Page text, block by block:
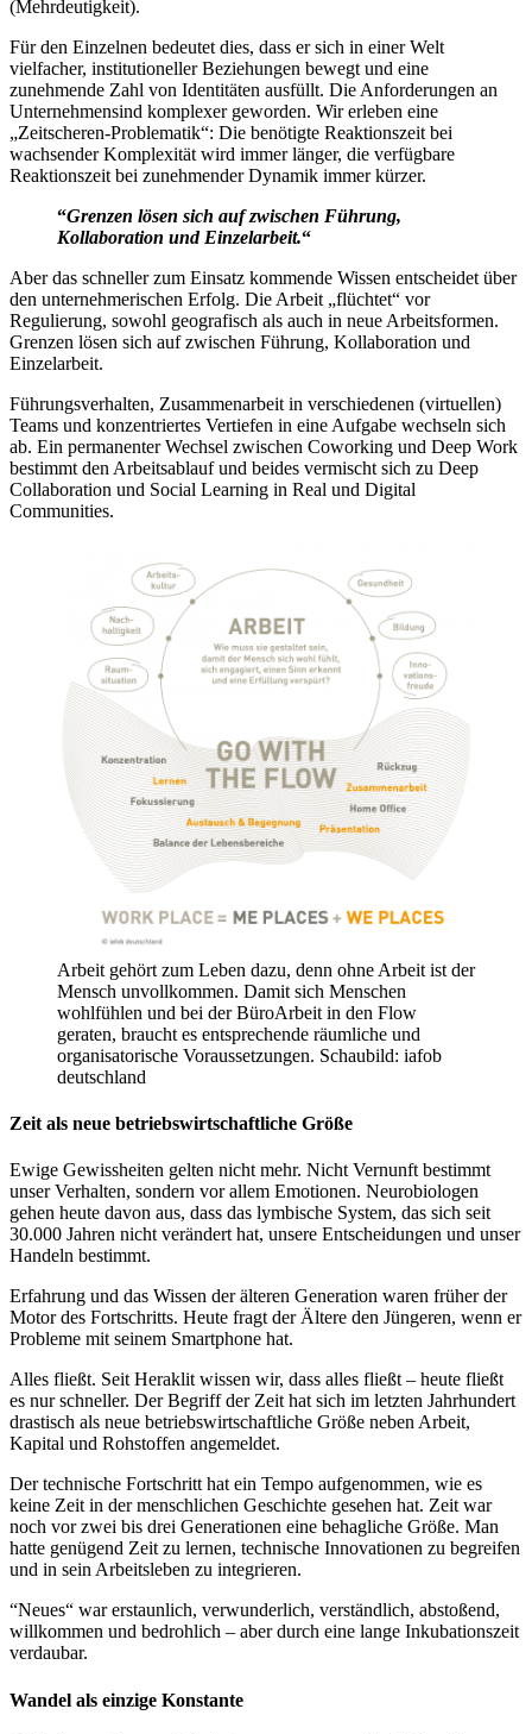
(Mehrdeutigkeit).
Für den Einzelnen bedeutet dies, dass er sich in einer Welt
vielfacher, institutioneller Beziehungen bewegt und eine
zunehmende Zahl von Identitäten ausfüllt. Die Anforderungen an
Unternehmensind komplexer geworden. Wir erleben eine
„Zeitscheren-Problematik“: Die benötigte Reaktionszeit bei
wachsender Komplexität wird immer länger, die verfügbare
Reaktionszeit bei zunehmender Dynamik immer kürzer.
“Grenzen lösen sich auf zwischen Führung,
Kollaboration und Einzelarbeit.“
Aber das schneller zum Einsatz kommende Wissen entscheidet über
den unternehmerischen Erfolg. Die Arbeit „flüchtet“ vor
Regulierung, sowohl geografisch als auch in neue Arbeitsformen.
Grenzen lösen sich auf zwischen Führung, Kollaboration und
Einzelarbeit.
Führungsverhalten, Zusammenarbeit in verschiedenen (virtuellen)
Teams und konzentriertes Vertiefen in eine Aufgabe wechseln sich
ab. Ein permanenter Wechsel zwischen Coworking und Deep Work
bestimmt den Arbeitsablauf und beides vermischt sich zu Deep
Collaboration und Social Learning in Real und Digital
Communities.
Arbeit gehört zum Leben dazu, denn ohne Arbeit ist der
Mensch unvollkommen. Damit sich Menschen
wohlfühlen und bei der BüroArbeit in den Flow
geraten, braucht es entsprechende räumliche und
organisatorische Voraussetzungen. Schaubild: iafob
deutschland
Zeit als neue betriebswirtschaftliche Größe
Ewige Gewissheiten gelten nicht mehr. Nicht Vernunft bestimmt
unser Verhalten, sondern vor allem Emotionen. Neurobiologen
gehen heute davon aus, dass das lymbische System, das sich seit
30.000 Jahren nicht verändert hat, unsere Entscheidungen und unser
Handeln bestimmt.
Erfahrung und das Wissen der älteren Generation waren früher der
Motor des Fortschritts. Heute fragt der Ältere den Jüngeren, wenn er
Probleme mit seinem Smartphone hat.
Alles fließt. Seit Heraklit wissen wir, dass alles fließt – heute fließt
es nur schneller. Der Begriff der Zeit hat sich im letzten Jahrhundert
drastisch als neue betriebswirtschaftliche Größe neben Arbeit,
Kapital und Rohstoffen angemeldet.
Der technische Fortschritt hat ein Tempo aufgenommen, wie es
keine Zeit in der menschlichen Geschichte gesehen hat. Zeit war
noch vor zwei bis drei Generationen eine behagliche Größe. Man
hatte genügend Zeit zu lernen, technische Innovationen zu begreifen
und in sein Arbeitsleben zu integrieren.
“Neues“ war erstaunlich, verwunderlich, verständlich, abstoßend,
willkommen und bedrohlich – aber durch eine lange Inkubationszeit
verdaubar.
Wandel als einzige Konstante